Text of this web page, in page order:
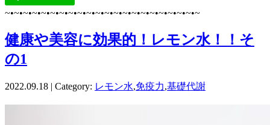
~•~•~•~•~•~•~•~•~•~•~•~•~•~•~•~•~•~•~•~•~•~
健康や美容に効果的！レモン水！！そ
の1
2022.09.18 | Category: レモン水,免疫力,基礎代謝